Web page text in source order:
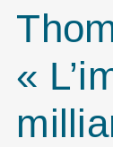
«